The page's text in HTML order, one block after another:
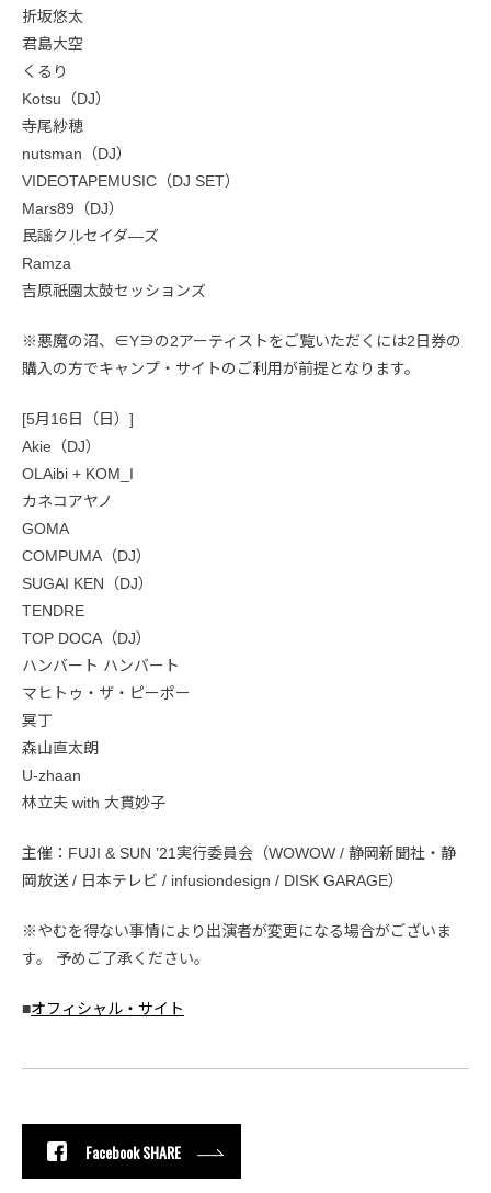
折坂悠太
君島大空
くるり
Kotsu（DJ）
寺尾紗穂
nutsman（DJ）
VIDEOTAPEMUSIC（DJ SET）
Mars89（DJ）
民謡クルセイダ―ズ
Ramza
吉原祇園太鼓セッションズ
※悪魔の沼、∈Y∋の2アーティストをご覧いただくには2日券の
購入の方でキャンプ・サイトのご利用が前提となります。
[5月16日（日）]
Akie（DJ）
OLAibi + KOM_I
カネコアヤノ
GOMA
COMPUMA（DJ）
SUGAI KEN（DJ）
TENDRE
TOP DOCA（DJ）
ハンバート ハンバート
マヒトゥ・ザ・ピーポー
冥丁
森山直太朗
U-zhaan
林立夫 with 大貫妙子
主催：FUJI & SUN ’21実行委員会（WOWOW / 静岡新聞社・静
岡放送 / 日本テレビ / infusiondesign / DISK GARAGE）
※やむを得ない事情により出演者が変更になる場合がございま
す。 予めご了承ください。
■オフィシャル・サイト
Facebook SHARE